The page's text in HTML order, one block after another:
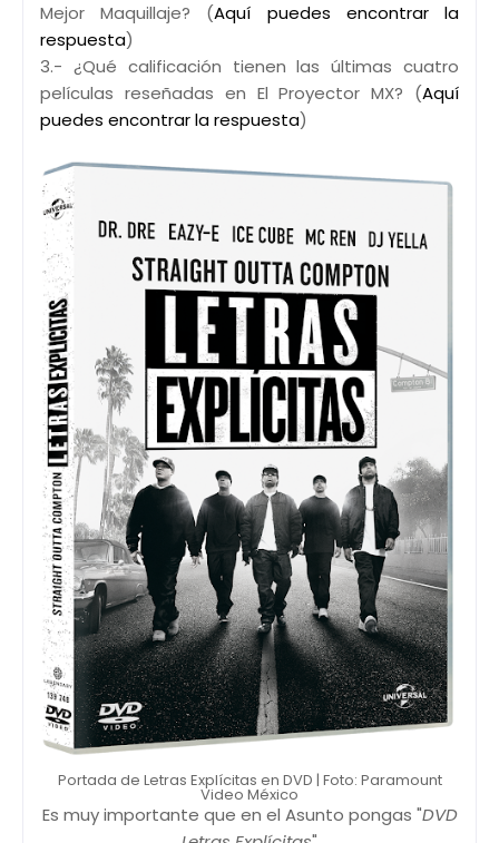
Mejor Maquillaje? (Aquí puedes encontrar la
respuesta)
3.- ¿Qué calificación tienen las últimas cuatro
películas reseñadas en El Proyector MX? (Aquí
puedes encontrar la respuesta)
Portada de Letras Explícitas en DVD | Foto: Paramount
Video México
Es muy importante que en el Asunto pongas "DVD